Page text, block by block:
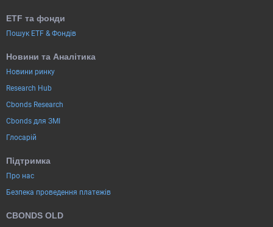
ETF та фонди
Пошук ETF & Фондів
Новини та Аналітика
Новини ринку
Research Hub
Cbonds Research
Cbonds для ЗМІ
Глосарій
Підтримка
Про нас
Безпека проведення платежів
CBONDS OLD